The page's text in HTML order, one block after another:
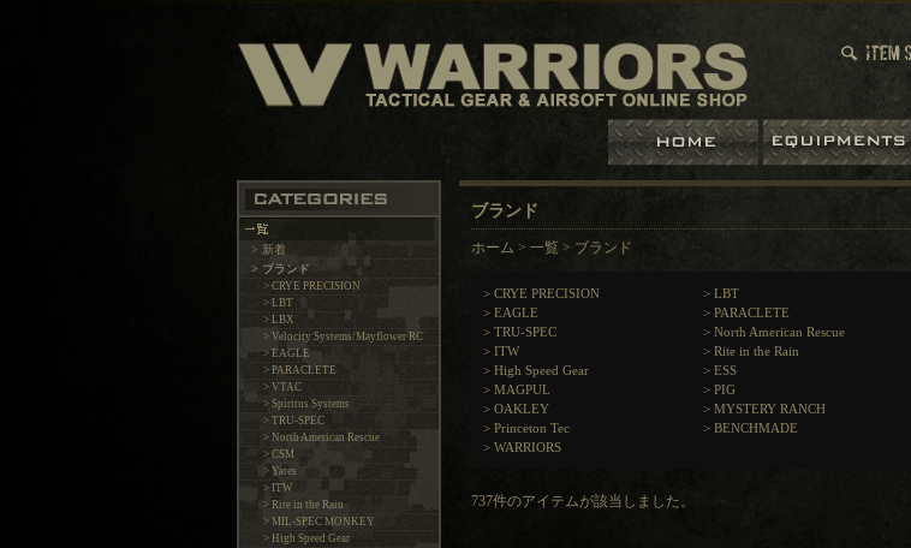
> 新着
> ブランド
> CRYE PRECISION
> LBT
> LBX
> Velocity Systems/Mayflower RC
> EAGLE
> PARACLETE
> VTAC
> Spiritus Systems
> TRU-SPEC
> North American Rescue
> CSM
> Yates
> ITW
> Rite in the Rain
> MIL-SPEC MONKEY
> High Speed Gear
ブランド
ホーム > 一覧 > ブランド
> CRYE PRECISION > LBT
> EAGLE > PARACLETE
> TRU-SPEC > North American Rescue
> ITW > Rite in the Rain
> High Speed Gear > ESS
> MAGPUL > PIG
> OAKLEY > MYSTERY RANCH
> Princeton Tec > BENCHMADE
> WARRIORS
737件のアイテムが該当しました。